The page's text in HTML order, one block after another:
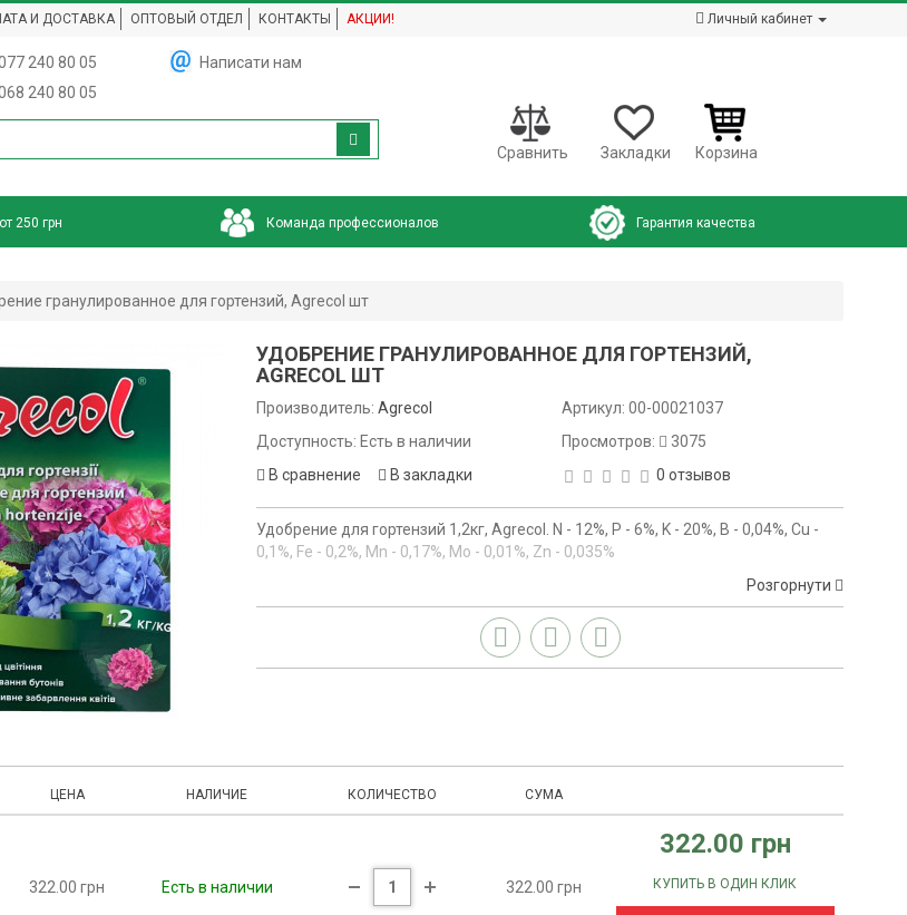
И ДОСТАВКА ОПТОВЫЙ ОТДЕЛ КОНТАКТЫ АКЦИИ! Личный кабинет
240 80 05
240 80 05
Написати нам
Сравнить Закладки Корзина
250 грн Команда профессионалов Гарантия качества
гранулированное для гортензий, Agrecol шт
УДОБРЕНИЕ ГРАНУЛИРОВАННОЕ ДЛЯ ГОРТЕНЗИЙ,
AGRECOL ШТ
Производитель:Agrecol
Доступность: Есть в наличии
В сравнение
В закладки
Артикул: 00-00021037
Просмотров:
3075
0 отзывов
Удобрение для гортензий 1,2кг, Agrecol. N - 12%, P - 6%, K - 20%, B - 0,04%, Cu -
0,1%, Fe - 0,2%, Mn - 0,17%, Mo - 0,01%, Zn - 0,035%
Розгорнути
ЦЕНА НАЛИЧИЕ КОЛИЧЕСТВО СУМА
322.00 грн Есть в наличии 322.00 грн
322.00 грн
КУПИТЬ В ОДИН КЛИК